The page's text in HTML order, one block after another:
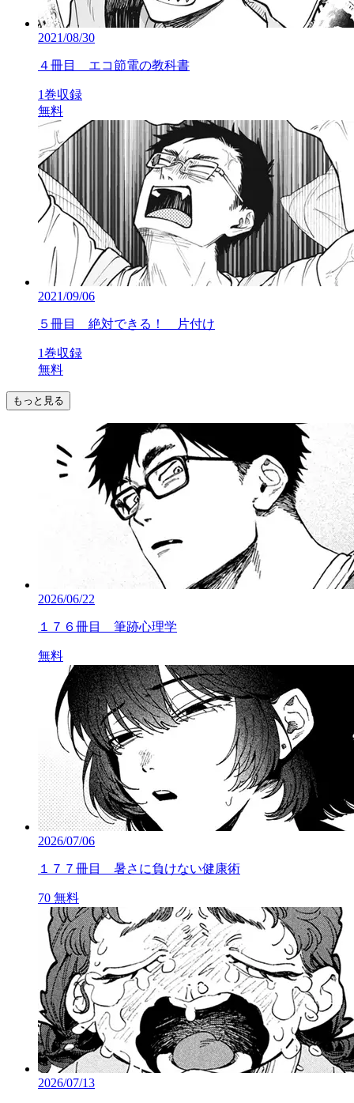
2021/08/30
４冊目 エコ節電の教科書
1巻収録
無料
2021/09/06
５冊目 絶対できる！ 片付け
1巻収録
無料
もっと見る
2026/06/22
１７６冊目 筆跡心理学
無料
2026/07/06
１７７冊目 暑さに負けない健康術
70 無料
2026/07/13